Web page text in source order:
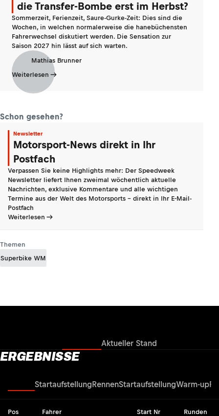
die Transfer-Bombe erst im Herbst?
Sommerzeit, Ferienzeit, Saure-Gurke-Zeit: Dies sind die
Wochen, in welchen normalerweise die hanebüchensten
Fahrerwechsel diskutiert werden. Die Sensation zur
Saison 2027 hin lässt auf sich warten.
Mathias Brunner
Weiterlesen
Schon gesehen?
Newsletter
Motorsport-News direkt in Ihr
Postfach
Verpassen Sie keine Highlights mehr: Der Speedweek
Newsletter liefert Ihnen zweimal wöchentlich aktuelle
Nachrichten, exklusive Kommentare und alle wichtigen
Termine aus der Welt des Motorsports - direkt in Ihr E-Mail-
Postfach
Weiterlesen
Themen
Superbike WM
Aktueller Stand
ERGEBNISSE
StartaufstellungRennenStartaufstellungWarm-up
Pos Fahrer Start Nr Runden